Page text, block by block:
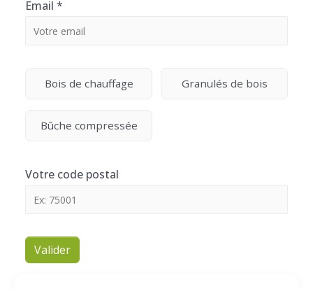
Email *
Bois de chauffage Granulés de bois
Bûche compressée
Votre code postal
Valider